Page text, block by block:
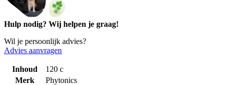
Hulp nodig? Wij helpen je graag!
Wil je persoonlijk advies?
Advies aanvragen
Inhoud
120 c
Merk
Phytonics